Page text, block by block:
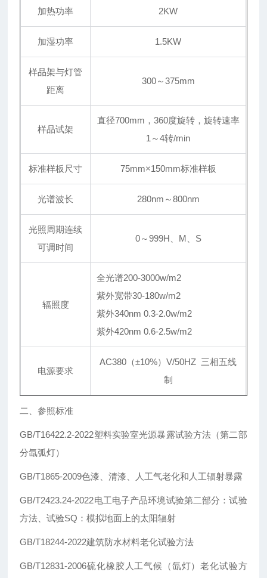
加热功率 2KW
加湿功率 1.5KW
样品架与灯管
距离
300～375mm
样品试架
直径700mm，360度旋转，旋转速率
1 ～4转/min
标准样板尺寸 75mm×150mm标准样板
光谱波长 280nm～800nm
光照周期连续
可调时间
0～999H、M、S
辐照度
全光谱200-3000w/m2
紫外宽带30-180w/m2
紫外340nm 0.3-2.0w/m2
紫外420nm 0.6-2.5w/m2
电源要求
AC380（±10%）V/50HZ 三相五线
制
二、参照标准
GB/T16422.2-2022塑料实验室光源暴露试验方法（第二部
分氙弧灯）
GB/T1865-2009色漆、清漆、人工气老化和人工辐射暴露
GB/T2423.24-2022电工电子产品环境试验第二部分：试验
方法、试验SQ：模拟地面上的太阳辐射
GB/T18244-2022建筑防水材料老化试验方法
GB/T12831-2006硫化橡胶人工气候（氙灯）老化试验方